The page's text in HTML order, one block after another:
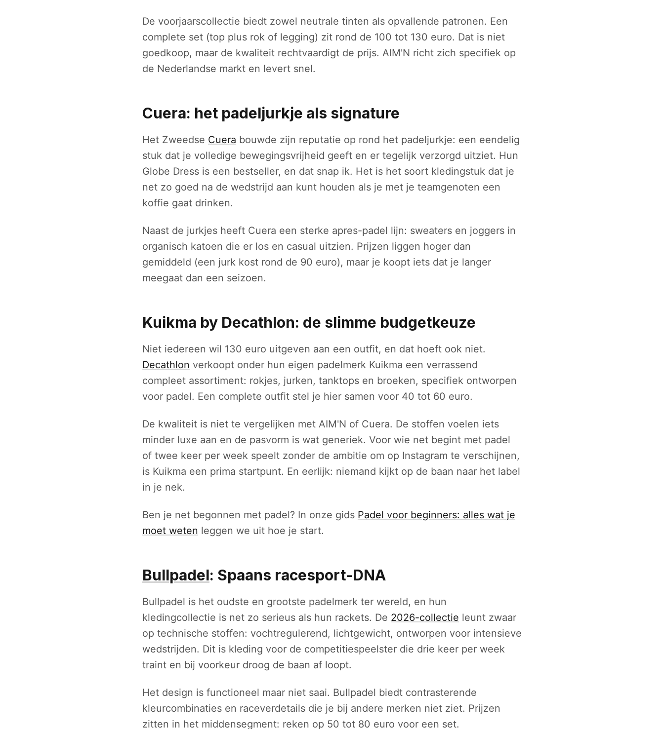
De voorjaarscollectie biedt zowel neutrale tinten als opvallende patronen. Een
complete set (top plus rok of legging) zit rond de 100 tot 130 euro. Dat is niet
goedkoop, maar de kwaliteit rechtvaardigt de prijs. AIM'N richt zich specifiek op
de Nederlandse markt en levert snel.
Cuera: het padeljurkje als signature
Het Zweedse Cuera bouwde zijn reputatie op rond het padeljurkje: een eendelig
stuk dat je volledige bewegingsvrijheid geeft en er tegelijk verzorgd uitziet. Hun
Globe Dress is een bestseller, en dat snap ik. Het is het soort kledingstuk dat je
net zo goed na de wedstrijd aan kunt houden als je met je teamgenoten een
koffie gaat drinken.
Naast de jurkjes heeft Cuera een sterke apres-padel lijn: sweaters en joggers in
organisch katoen die er los en casual uitzien. Prijzen liggen hoger dan
gemiddeld (een jurk kost rond de 90 euro), maar je koopt iets dat je langer
meegaat dan een seizoen.
Kuikma by Decathlon: de slimme budgetkeuze
Niet iedereen wil 130 euro uitgeven aan een outfit, en dat hoeft ook niet.
Decathlon verkoopt onder hun eigen padelmerk Kuikma een verrassend
compleet assortiment: rokjes, jurken, tanktops en broeken, specifiek ontworpen
voor padel. Een complete outfit stel je hier samen voor 40 tot 60 euro.
De kwaliteit is niet te vergelijken met AIM'N of Cuera. De stoffen voelen iets
minder luxe aan en de pasvorm is wat generiek. Voor wie net begint met padel
of twee keer per week speelt zonder de ambitie om op Instagram te verschijnen,
is Kuikma een prima startpunt. En eerlijk: niemand kijkt op de baan naar het label
in je nek.
Ben je net begonnen met padel? In onze gids Padel voor beginners: alles wat je
moet weten leggen we uit hoe je start.
Bullpadel: Spaans racesport-DNA
Bullpadel is het oudste en grootste padelmerk ter wereld, en hun
kledingcollectie is net zo serieus als hun rackets. De 2026-collectie leunt zwaar
op technische stoffen: vochtregulerend, lichtgewicht, ontworpen voor intensieve
wedstrijden. Dit is kleding voor de competitiespeelster die drie keer per week
traint en bij voorkeur droog de baan af loopt.
Het design is functioneel maar niet saai. Bullpadel biedt contrasterende
kleurcombinaties en raceverdetails die je bij andere merken niet ziet. Prijzen
zitten in het middensegment: reken op 50 tot 80 euro voor een set.